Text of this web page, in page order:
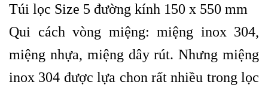
Túi lọc Size 5 đường kính 150 x 550 mm
Qui cách vòng miệng: miệng inox 304,
miệng nhựa, miệng dây rút. Nhưng miệng
inox 304 được lựa chon rất nhiều trong lọc